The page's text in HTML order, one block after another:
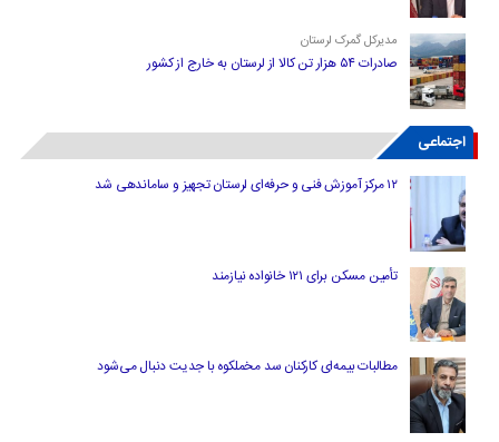
مدیرکل گمرک لرستان
صادرات ۵۴ هزار تن کالا از لرستان به خارج از کشور
اجتماعی
۱۲ مرکز آموزش فنی و حرفه‌ای لرستان تجهیز و ساماندهی شد
تأمین مسکن برای ۱۲۱ خانواده نیازمند
مطالبات بیمه‌ای کارکنان سد مخملکوه با جدیت دنبال می‌شود